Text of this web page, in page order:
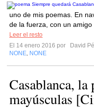
uno de mis poemas. En
de la fuerza, con un amigo
Leer el resto
El 14 enero 2016 por
David
NONE NONE
Casablanca, la
mayúsculas